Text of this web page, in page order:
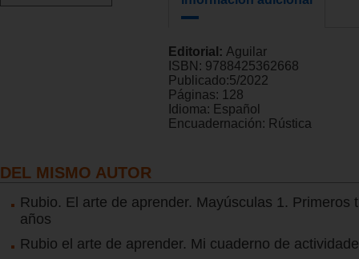
Editorial: Aguilar
ISBN: 9788425362668
Publicado:5/2022
Páginas: 128
Idioma: Español
Encuadernación: Rústica
DEL MISMO AUTOR
Rubio. El arte de aprender. Mayúsculas 1. Primeros
años
Rubio el arte de aprender. Mi cuaderno de